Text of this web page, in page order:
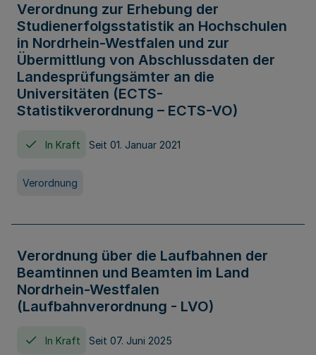
Verordnung zur Erhebung der
Studienerfolgsstatistik an Hochschulen
in Nordrhein-Westfalen und zur
Übermittlung von Abschlussdaten der
Landesprüfungsämter an die
Universitäten (ECTS-
Statistikverordnung – ECTS-VO)
In Kraft Seit 01. Januar 2021
Verordnung
Verordnung über die Laufbahnen der
Beamtinnen und Beamten im Land
Nordrhein-Westfalen
(Laufbahnverordnung - LVO)
In Kraft Seit 07. Juni 2025